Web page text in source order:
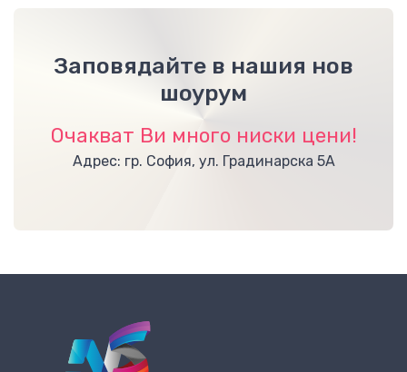
Заповядайте в нашия нов
шоурум
Очакват Ви много ниски цени!
Адрес: гр. София, ул. Градинарска 5А